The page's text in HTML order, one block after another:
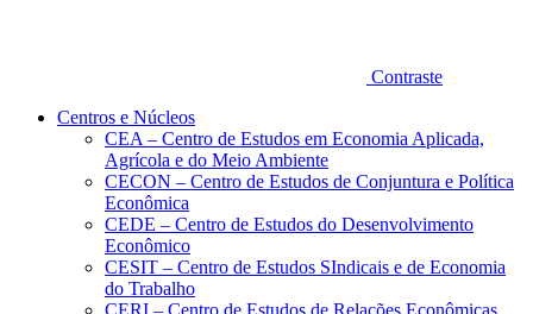
Contraste
Centros e Núcleos
CEA – Centro de Estudos em Economia Aplicada,
Agrícola e do Meio Ambiente
CECON – Centro de Estudos de Conjuntura e Política
Econômica
CEDE – Centro de Estudos do Desenvolvimento
Econômico
CESIT – Centro de Estudos SIndicais e de Economia
do Trabalho
CERI – Centro de Estudos de Relações Econômicas